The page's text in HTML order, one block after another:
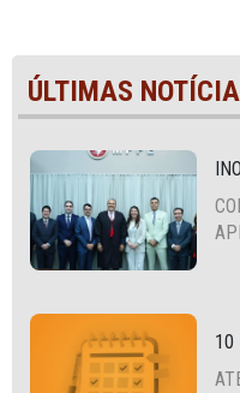
ÚLTIMAS
10